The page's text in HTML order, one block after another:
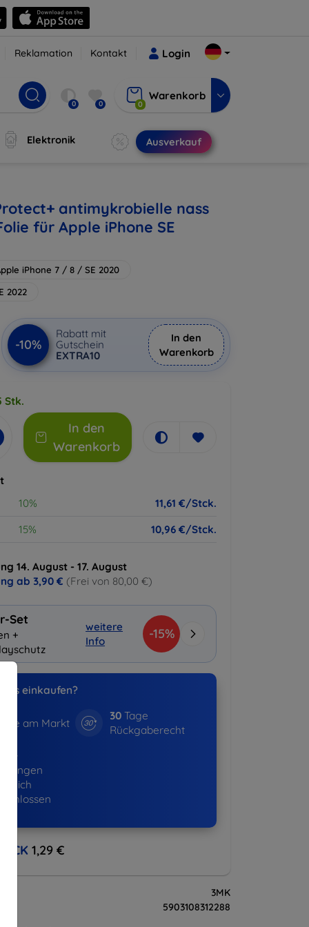
Reklamation Kontakt Login
0 0 0
Warenkorb
Elektronik Ausverkauf
antimykrobielle nass
für Apple iPhone SE
iPhone 7 / 8 / SE 2020
2022
-10%
Rabatt mit
Gutschein
EXTRA10
In den
Warenkorb
Stk.
In den
Warenkorb
10%
11,61 €/Stck.
15% 10,96 €/Stck.
14. August - 17. August
ab 3,90 € (Frei von 80,00 €)
Set
+
weitere
Info
-15%
uns einkaufen?
am Markt
30Tage
Rückgaberecht
1,29 €
3MK
5903108312288